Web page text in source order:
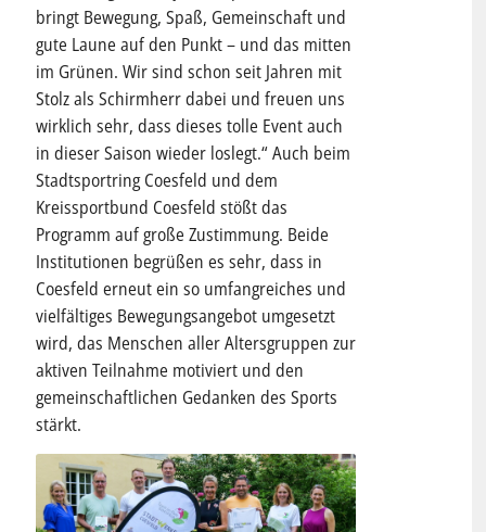
bringt Bewegung, Spaß, Gemeinschaft und
gute Laune auf den Punkt – und das mitten
im Grünen. Wir sind schon seit Jahren mit
Stolz als Schirmherr dabei und freuen uns
wirklich sehr, dass dieses tolle Event auch
in dieser Saison wieder loslegt.“ Auch beim
Stadtsportring Coesfeld und dem
Kreissportbund Coesfeld stößt das
Programm auf große Zustimmung. Beide
Institutionen begrüßen es sehr, dass in
Coesfeld erneut ein so umfangreiches und
vielfältiges Bewegungsangebot umgesetzt
wird, das Menschen aller Altersgruppen zur
aktiven Teilnahme motiviert und den
gemeinschaftlichen Gedanken des Sports
stärkt.